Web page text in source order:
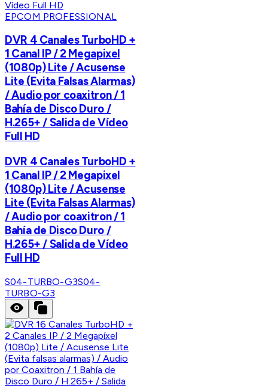
EPCOM PROFESSIONAL
DVR 4 Canales TurboHD +
1 Canal IP / 2 Megapixel
(1080p) Lite / Acusense
Lite (Evita Falsas Alarmas)
/ Audio por coaxitron / 1
Bahía de Disco Duro /
H.265+ / Salida de Vídeo
Full HD
DVR 4 Canales TurboHD +
1 Canal IP / 2 Megapixel
(1080p) Lite / Acusense
Lite (Evita Falsas Alarmas)
/ Audio por coaxitron / 1
Bahía de Disco Duro /
H.265+ / Salida de Vídeo
Full HD
S04-TURBO-G3S04-
TURBO-G3